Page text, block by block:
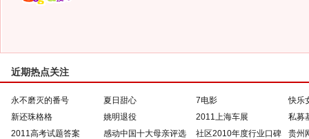
近期热点关注
永不磨灭的番号 夏日甜心 7电影
快乐
新还珠格格
姚明退役 2011上海车展
私募
2011高考试题答案
感动中国十大母亲评选
社区2010年度行业口碑
贵州